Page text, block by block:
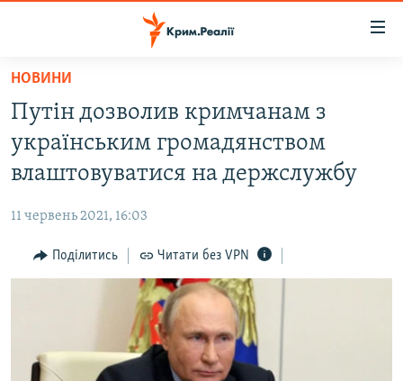
Перейти
основного
матеріалу
Перейти
до
основної
навігації
Перейти
до
ВОДА.КРИМ
ВІДЕО ТА ФОТО
БЛОГИ
ПОГЛЯД
СПЕЦПРОЕКТИ
НОВИНИ
Путін дозволив кримчанам з
українським громадянством
влаштовуватися на держслужбу
11 червень 2021, 16:03
Поділитись Читати без VPN